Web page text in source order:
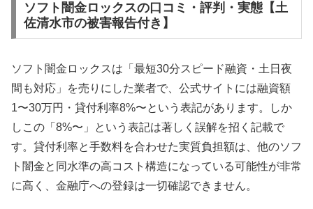
ソフト闇金ロックスの口コミ・評判・実態【土
佐清水市の被害報告付き】
ソフト闇金ロックスは「最短30分スピード融資・土日夜
間も対応」を売りにした業者で、公式サイトには融資額
1〜30万円・貸付利率8%〜という表記があります。しか
しこの「8%〜」という表記は著しく誤解を招く記載で
す。貸付利率と手数料を合わせた実質負担額は、他のソフ
ト闇金と同水準の高コスト構造になっている可能性が非常
に高く、金融庁への登録は一切確認できません。